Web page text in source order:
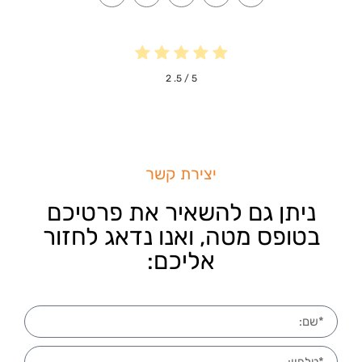
5
/ 5.
2
יצירת קשר
ניתן גם להשאיר את פרטיכם
בטופס מטה, ואנו נדאג לחזור
אליכם: